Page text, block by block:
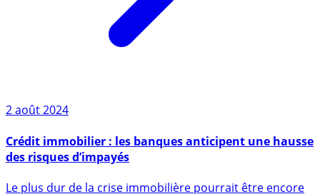
2 août 2024
des risques d’impayés